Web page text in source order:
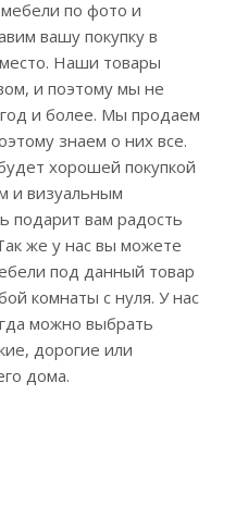
по фото и
вашу покупку в
Наши товары
и поэтому мы не
и более. Мы продаем
знаем о них все.
хорошей покупкой
и визуальным
подарит вам радость
же у нас вы можете
под данный товар
комнаты с нуля. У нас
можно выбрать
дорогие или
дома.